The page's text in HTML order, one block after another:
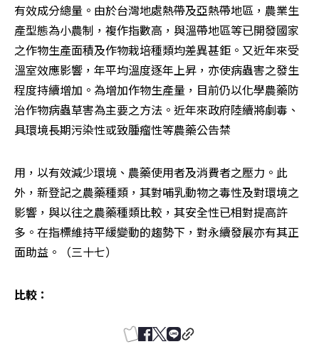
有效成分總量。由於台灣地處熱帶及亞熱帶地區，農業生
產型態為小農制，複作指數高，與溫帶地區等已開發國家
之作物生產面積及作物栽培種類均差異甚鉅。又近年來受
溫室效應影響，年平均溫度逐年上昇，亦使病蟲害之發生
程度持續增加。為增加作物生產量，目前仍以化學農藥防
治作物病蟲草害為主要之方法。近年來政府陸續將劇毒、
具環境長期污染性或致腫瘤性等農藥公告禁
用，以有效減少環境、農藥使用者及消費者之壓力。此
外，新登記之農藥種類，其對哺乳動物之毒性及對環境之
影響，與以往之農藥種類比較，其安全性已相對提高許
多。在指標維持平緩變動的趨勢下，對永續發展亦有其正
面助益。（三十七）
比較：